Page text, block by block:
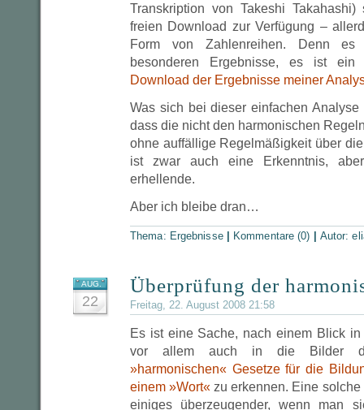
Transkription von Takeshi
freien Download zur Verfügung –
Form von Zahlenreihen. Denn
besonderen Ergebnisse, es ist ein
Download der Ergebnisse meiner
Was sich bei dieser einfachen
dass die nicht den harmonischen
ohne auffällige Regelmäßigkeit über
ist zwar auch eine Erkenntnis,
erhellende.
Aber ich bleibe dran…
Thema: Ergebnisse Kommentare (0) Autor:
AUG.
22
Überprüfung der
Freitag, 22. August 2008 21:58
Es ist eine Sache, nach einem Blick
vor allem auch in die Bilder
»harmonischen« Gesetze für die
einem »Wort« zu erkennen. Eine
einiges überzeugender, wenn man